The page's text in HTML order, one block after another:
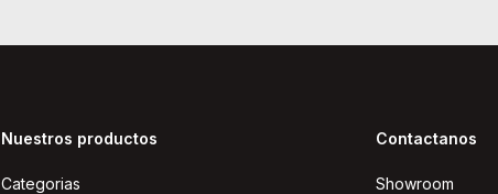
Nuestros productos
Categorias
Contactanos
Showroom